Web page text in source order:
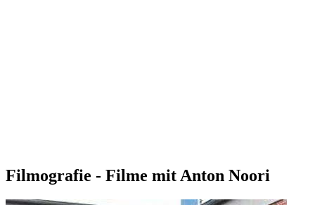
Filmografie - Filme mit Anton Noori